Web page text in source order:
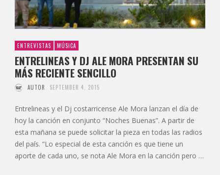
ENTREVISTAS MÚSICA
ENTRELINEAS Y DJ ALE MORA PRESENTAN SU
MÁS RECIENTE SENCILLO
AUTOR SEPTEMBER 4, 2015
Entrelineas y el Dj costarricense Ale Mora lanzan el día de
hoy la canción en conjunto “Noches Buenas”. A partir de
esta mañana se puede solicitar la pieza en todas las radios
del país. “Lo especial de esta canción es que tiene un
aporte de cada uno, se nota Ale Mora en la canción pero …